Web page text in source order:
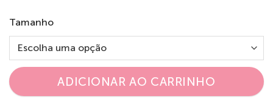
Tamanho
ADICIONAR AO CARRINHO